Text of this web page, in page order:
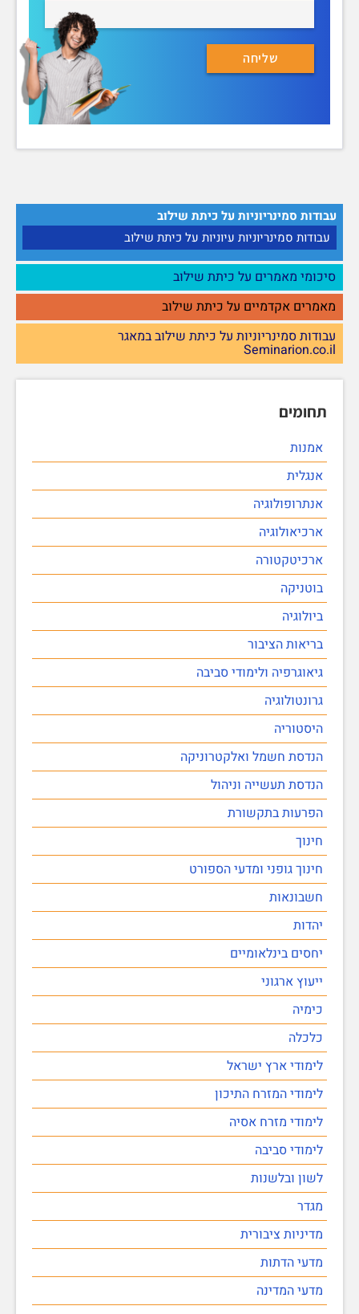
עבודות סמינריוניות על כיתת שילוב
עבודות סמינריוניות עיוניות על כיתת שילוב
סיכומי מאמרים על כיתת שילוב
מאמרים אקדמיים על כיתת שילוב
עבודות סמינריוניות על כיתת שילוב במאגר
Seminarion.co.il
תחומים
אמנות
אנגלית
אנתרופולוגיה
ארכיאולוגיה
ארכיטקטורה
בוטניקה
ביולוגיה
בריאות הציבור
גיאוגרפיה ולימודי סביבה
גרונטולוגיה
היסטוריה
הנדסת חשמל ואלקטרוניקה
הנדסת תעשייה וניהול
הפרעות בתקשורת
חינוך
חינוך גופני ומדעי הספורט
חשבונאות
יהדות
יחסים בינלאומיים
ייעוץ ארגוני
כימיה
כלכלה
לימודי ארץ ישראל
לימודי המזרח התיכון
לימודי מזרח אסיה
לימודי סביבה
לשון ובלשנות
מגדר
מדיניות ציבורית
מדעי הדתות
מדעי המדינה